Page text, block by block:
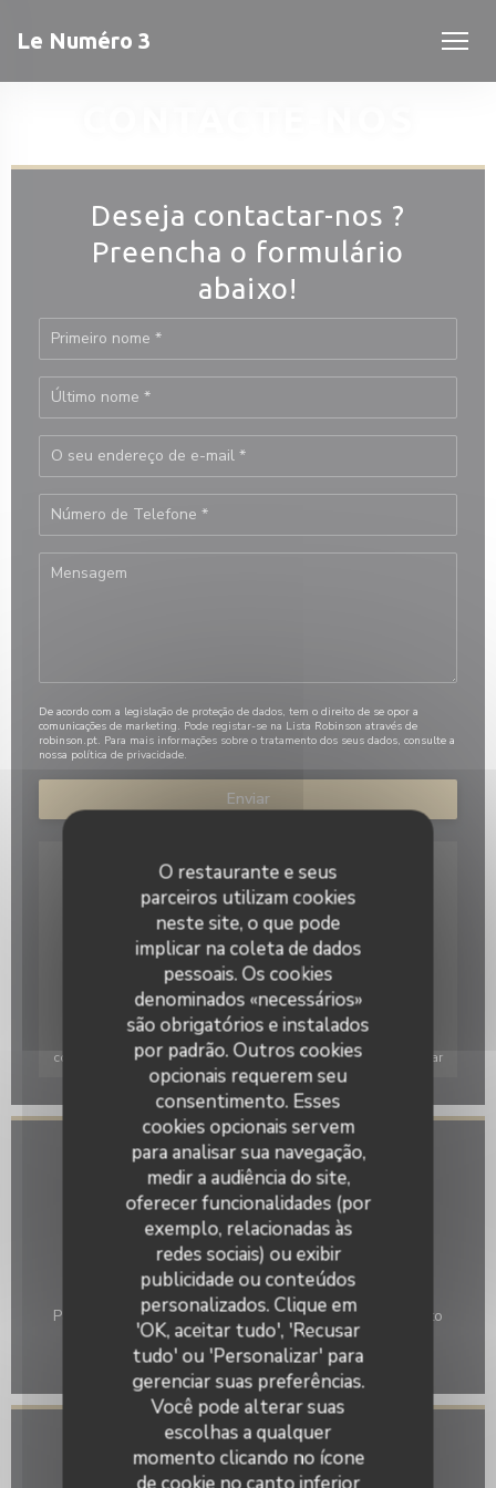
O restaurante e seus
parceiros utilizam cookies
neste site, o que pode
implicar na coleta de dados
pessoais. Os cookies
denominados «necessários»
são obrigatórios e instalados
por padrão. Outros cookies
opcionais requerem seu
consentimento. Esses
cookies opcionais servem
para analisar sua navegação,
medir a audiência do site,
oferecer funcionalidades (por
exemplo, relacionadas às
redes sociais) ou exibir
publicidade ou conteúdos
personalizados. Clique em
'OK, aceitar tudo', 'Recusar
tudo' ou 'Personalizar' para
gerenciar suas preferências.
Você pode alterar suas
escolhas a qualquer
momento clicando no ícone
Le Numéro 3
Deseja contactar-nos ?
Preencha o formulário
abaixo!
De acordo com a legislação de proteção de dados, tem o direito de se opor a
comunicações de marketing. Pode registar-se na Lista Robinson através de
robinson.pt. Para mais informações sobre o tratamento dos seus dados, consulte a
nossa política de privacidade.
Para exibir o mapa interativo do Waze, você deve aceitar os
cookies do Waze Map (Google). Esses cookies podem coletar
dados de navegação e localização.
Autorizar
Informações gerais
Culinária
Vegan Friendly, Saladas
Métodos de pagamento
Ticket restaurante digital, Cheques de férias, Amex,
Pagamento móvel, Sem contato, Apple Pay, Pagamento
sem contato, Monéo, Eurocard/Mastercard, Dinheiro,
Maestro, Visa, American Express, Cartão Azul
Acesso
Le Numéro 3